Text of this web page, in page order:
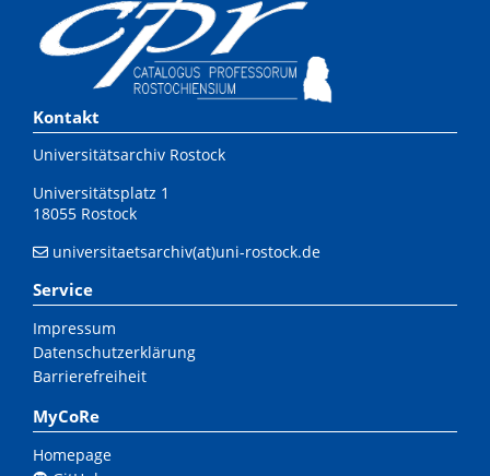
Kontakt
Universitätsarchiv Rostock
Universitätsplatz 1
18055 Rostock
universitaetsarchiv(at)uni-rostock.de
Service
Impressum
Datenschutzerklärung
Barrierefreiheit
MyCoRe
Homepage